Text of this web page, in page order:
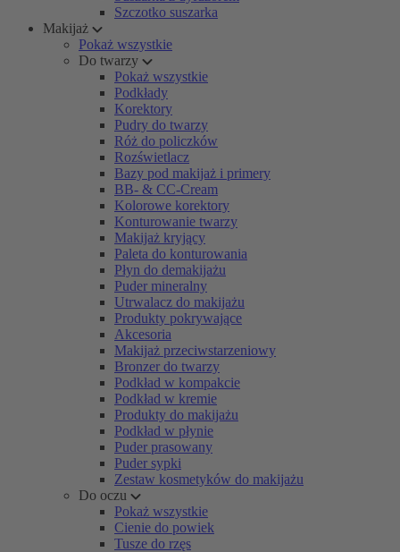
Szczotko suszarka
Makijaż
Pokaż wszystkie
Do twarzy
Pokaż wszystkie
Podkłady
Korektory
Pudry do twarzy
Róż do policzków
Rozświetlacz
Bazy pod makijaż i primery
BB- & CC-Cream
Kolorowe korektory
Konturowanie twarzy
Makijaż kryjący
Paleta do konturowania
Płyn do demakijażu
Puder mineralny
Utrwalacz do makijażu
Produkty pokrywające
Akcesoria
Makijaż przeciwstarzeniowy
Bronzer do twarzy
Podkład w kompakcie
Podkład w kremie
Produkty do makijażu
Podkład w płynie
Puder prasowany
Puder sypki
Zestaw kosmetyków do makijażu
Do oczu
Pokaż wszystkie
Cienie do powiek
Tusze do rzęs